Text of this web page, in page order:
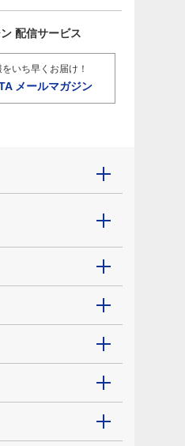
配信サービス
いち早くお届け！
メールマガジン